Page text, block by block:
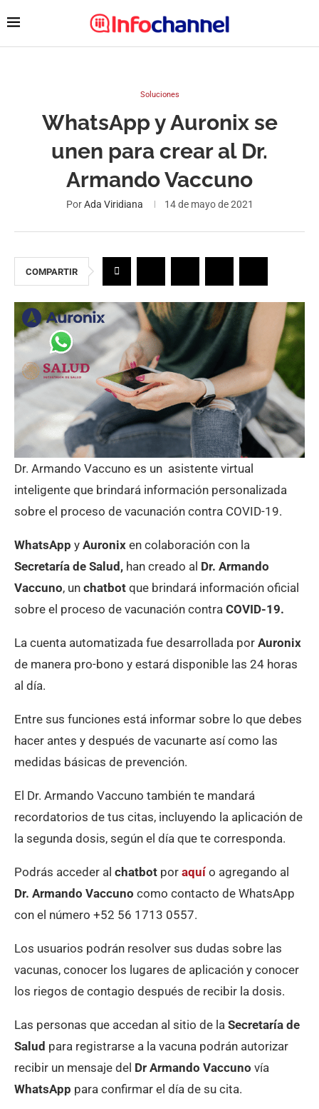
Soluciones
WhatsApp y Auronix se
unen para crear al Dr.
Armando Vaccuno
PorAda Viridiana 14 de mayo de 2021
COMPARTIR
Dr. Armando Vaccuno es un asistente virtual
inteligente que brindará información personalizada
sobre el proceso de vacunación contra COVID-19.
WhatsApp y Auronix en colaboración con la
Secretaría de Salud, han creado al Dr. Armando
Vaccuno, un chatbot que brindará información oficial
sobre el proceso de vacunación contra COVID-19.
La cuenta automatizada fue desarrollada por Auronix
de manera pro-bono y estará disponible las 24 horas
al día.
Entre sus funciones está informar sobre lo que debes
hacer antes y después de vacunarte así como las
medidas básicas de prevención.
El Dr. Armando Vaccuno también te mandará
recordatorios de tus citas, incluyendo la aplicación de
la segunda dosis, según el día que te corresponda.
Podrás acceder al chatbot por aquí o agregando al
Dr. Armando Vaccuno como contacto de WhatsApp
con el número +52 56 1713 0557.
Los usuarios podrán resolver sus dudas sobre las
vacunas, conocer los lugares de aplicación y conocer
los riegos de contagio después de recibir la dosis.
Las personas que accedan al sitio de la Secretaría de
Salud para registrarse a la vacuna podrán autorizar
recibir un mensaje del Dr Armando Vaccuno vía
WhatsApp para confirmar el día de su cita.